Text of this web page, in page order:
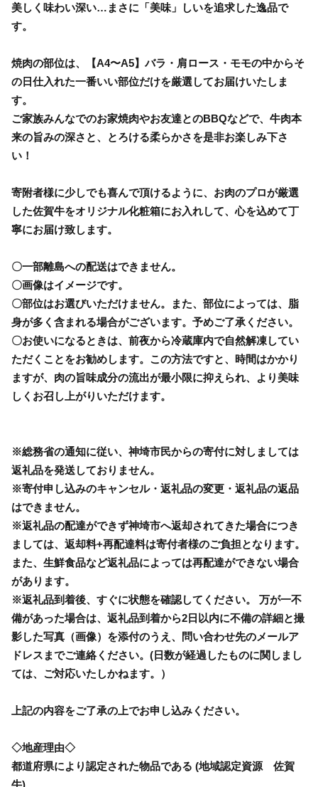
美しく味わい深い…まさに「美味」しいを追求した逸品で
す。
焼肉の部位は、【A4〜A5】バラ・肩ロース・モモの中からそ
の日仕入れた一番いい部位だけを厳選してお届けいたしま
す。
ご家族みんなでのお家焼肉やお友達とのBBQなどで、牛肉本
来の旨みの深さと、とろける柔らかさを是非お楽しみ下さ
い！
寄附者様に少しでも喜んで頂けるように、お肉のプロが厳選
した佐賀牛をオリジナル化粧箱にお入れして、心を込めて丁
寧にお届け致します。
〇一部離島への配送はできません。
〇画像はイメージです。
〇部位はお選びいただけません。また、部位によっては、脂
身が多く含まれる場合がございます。予めご了承ください。
〇お使いになるときは、前夜から冷蔵庫内で自然解凍してい
ただくことをお勧めします。この方法ですと、時間はかかり
ますが、肉の旨味成分の流出が最小限に抑えられ、より美味
しくお召し上がりいただけます。
※総務省の通知に従い、神埼市民からの寄付に対しましては
返礼品を発送しておりません。
※寄付申し込みのキャンセル・返礼品の変更・返礼品の返品
はできません。
※返礼品の配達ができず神埼市へ返却されてきた場合につき
ましては、返却料+再配達料は寄付者様のご負担となります。
また、生鮮食品など返礼品によっては再配達ができない場合
があります。
※返礼品到着後、すぐに状態を確認してください。 万が一不
備があった場合は、返礼品到着から2日以内に不備の詳細と撮
影した写真（画像）を添付のうえ、問い合わせ先のメールア
ドレスまでご連絡ください。(日数が経過したものに関しまし
ては、ご対応いたしかねます。）
上記の内容をご了承の上でお申し込みください。
◇地産理由◇
都道府県により認定された物品である (地域認定資源 佐賀
牛)